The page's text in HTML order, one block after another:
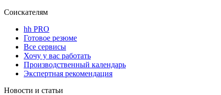
Соискателям
hh PRO
Готовое резюме
Все сервисы
Хочу у вас работать
Производственный календарь
Экспертная рекомендация
Новости и статьи